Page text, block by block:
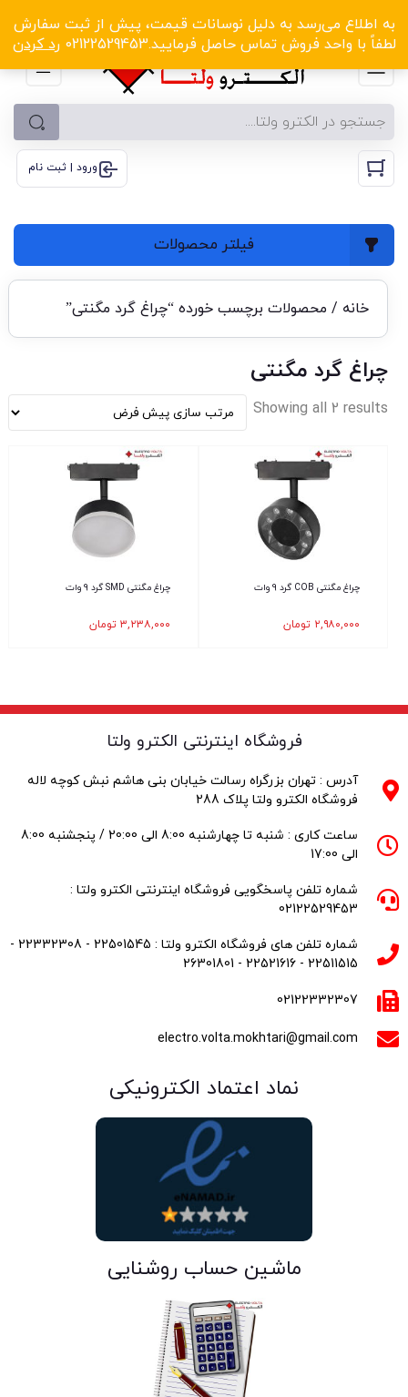
به اطلاع می‌رسد به دلیل نوسانات قیمت، پیش از ثبت سفارش
لطفاً با واحد فروش تماس حاصل فرمایید.02122529453
رد کردن
الکترو ولتا با تخفیف‌های شگفت‌انگیز! کلیک کنید
ورود | ثبت نام
فیلتر محصولات
خانه / محصولات برچسب خورده “چراغ گرد مگنتی”
چراغ گرد مگنتی
Showing all 2 results
چراغ مگنتی COB گرد 9 وات
۲,۹۸۰,۰۰۰ تومان
چراغ مگنتی SMD گرد 9 وات
۳,۲۳۸,۰۰۰ تومان
فروشگاه اینترنتی الکترو ولتا
آدرس : تهران بزرگراه رسالت خیابان بنی هاشم نبش کوچه لاله
فروشگاه الکترو ولتا پلاک 288
ساعت کاری : شنبه تا چهارشنبه 8:00 الی 20:00 / پنجشنبه 8:00
الی 17:00
شماره تلفن پاسخگویی فروشگاه اینترنتی الکترو ولتا :
02122529453
شماره تلفن های فروشگاه الکترو ولتا : 22501545 - 22332308 -
22511515 - 22521616 - 26301801
02122332307
electro.volta.mokhtari@gmail.com
نماد اعتماد الکترونیکی
ماشین حساب روشنایی